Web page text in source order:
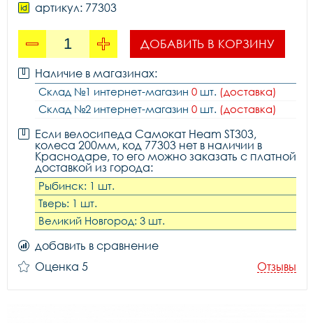
артикул: 77303
ДОБАВИТЬ В КОРЗИНУ
Наличие в магазинах:
Склад №1 интернет-магазин 0 шт. (доставка)
Склад №2 интернет-магазин 0 шт. (доставка)
Если велосипеда Самокат Heam ST303,
колеса 200мм, код 77303 нет в наличии в
Краснодаре, то его можно заказать с платной
доставкой из города:
Рыбинск: 1 шт.
Тверь: 1 шт.
Великий Новгород: 3 шт.
добавить в сравнение
Оценка 5
Отзывы